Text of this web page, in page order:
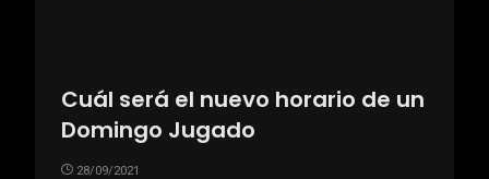
Cuál será el nuevo horario de un
Domingo Jugado
28/09/2021